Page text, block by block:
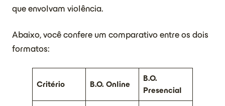
que envolvam violência.
Abaixo, você confere um comparativo entre os dois
formatos:
Critério B.O. Online
B.O.
Presencial